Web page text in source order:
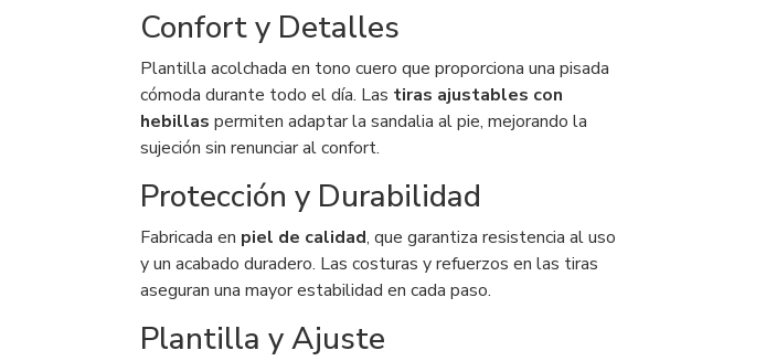
Confort y Detalles
Plantilla acolchada en tono cuero que proporciona una pisada
cómoda durante todo el día. Las tiras ajustables con
hebillas permiten adaptar la sandalia al pie, mejorando la
sujeción sin renunciar al confort.
Protección y Durabilidad
Fabricada en piel de calidad, que garantiza resistencia al uso
y un acabado duradero. Las costuras y refuerzos en las tiras
aseguran una mayor estabilidad en cada paso.
Plantilla y Ajuste